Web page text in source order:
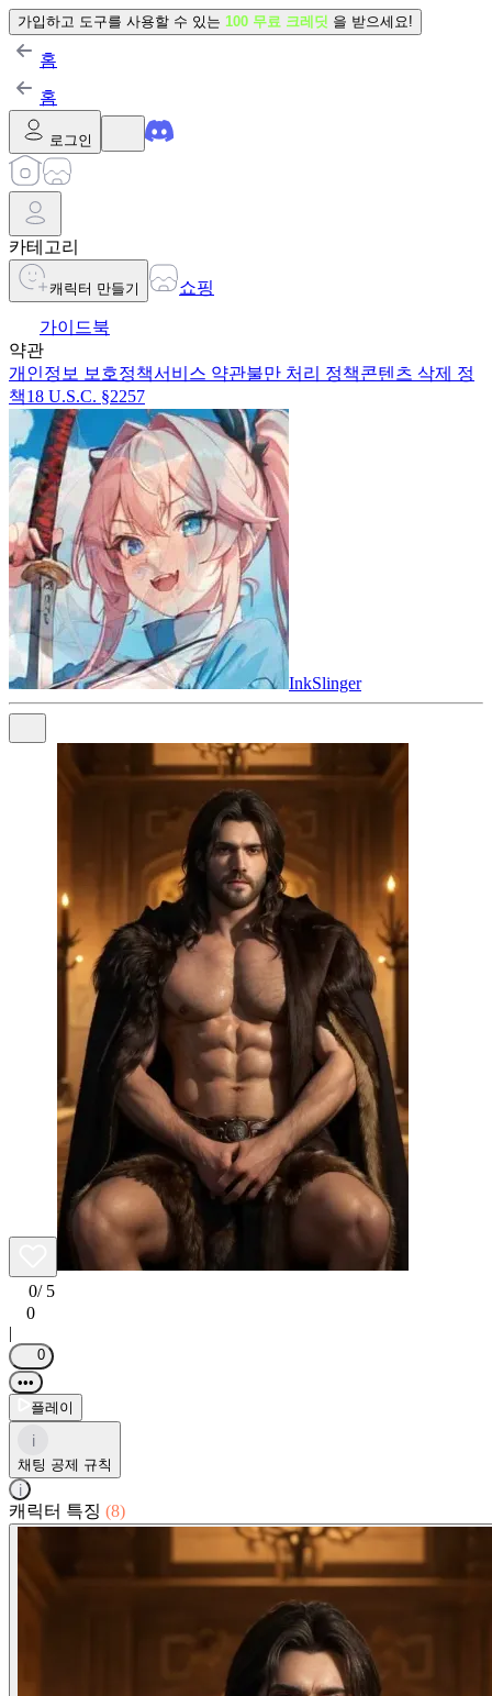
가입하고 도구를 사용할 수 있는 100 무료 크레딧 을 받으세요!
홈
홈
로그인
카테고리
캐릭터 만들기 쇼핑
가이드북
약관
개인정보 보호정책서비스 약관불만 처리 정책콘텐츠 삭제 정
책18 U.S.C. §2257
InkSlinger
0/ 5
0
|
0
•••
플레이
i
채팅 공제 규칙
i
캐릭터 특징 (8)